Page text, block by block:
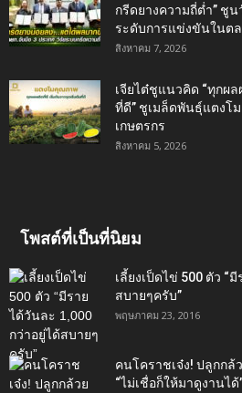
กรีดยางความถี่ต่ำ” ชู
ระดับการแข่งขันในต
สิงหาคม 7, 2026
เจียไต๋ชูแนวคิด “ทุกผ
ที่ดี” ชูเมล็ดพันธุ์แตงโ
เกษตรกร
สิงหาคม 5, 2026
โพสต์ที่เป็นที่นิยม
เลี้ยงเป็ดไข่ 500 ตัว “
สบายๆครับ”
พฤษภาคม 23, 2016
คนโคราชเจ๋ง! ปลูกกล้
“ไม่เชื่อก็ให้มาดูงานได้